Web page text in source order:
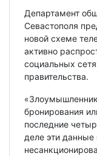
Департамент
Севастополя
новой схеме
активно
социальных
правительства.
бронирования
последние
деле эти данные